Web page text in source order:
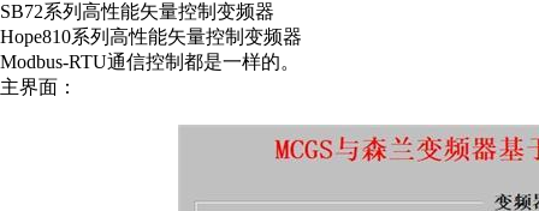
SB72系列高性能矢量控制变频器
Hope810系列高性能矢量控制变频器
Modbus-RTU通信控制都是一样的。
主界面：